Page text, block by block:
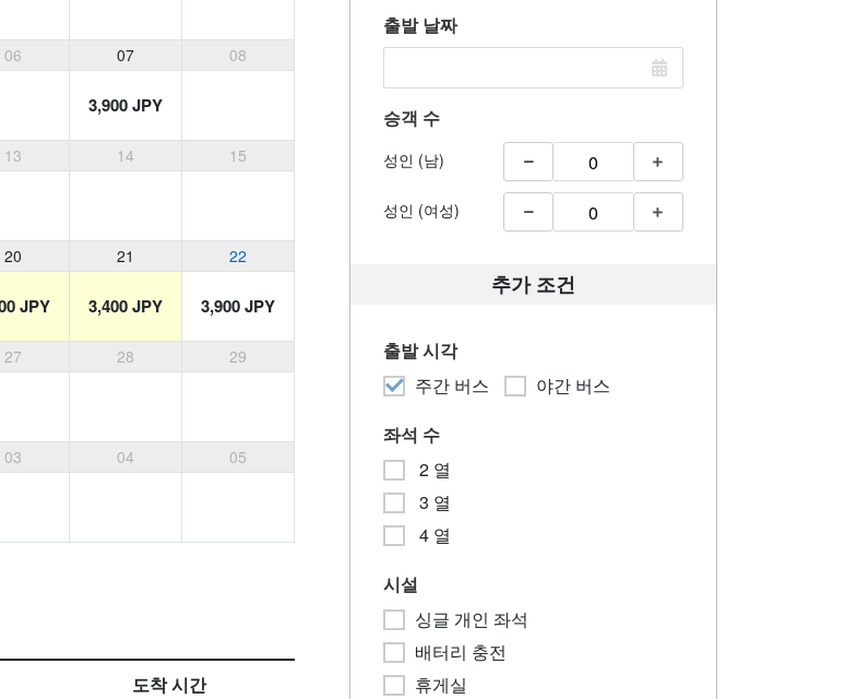
06 07 08
3,900 JPY
13 14 15
20 21 22
JPY 3,400 JPY 3,900 JPY
27 28 29
03 04 05
도착 시간
출발 날짜
승객 수
성인 (남)
성인 (여성)
추가 조건
출발 시각
주간 버스
야간 버스
좌석 수
2 열
3 열
4 열
시설
싱글 개인 좌석
배터리 충전
휴게실